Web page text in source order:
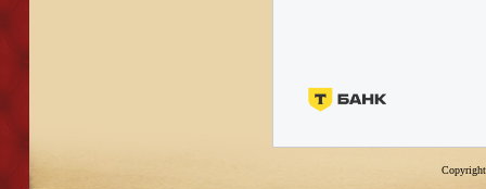
Copyright